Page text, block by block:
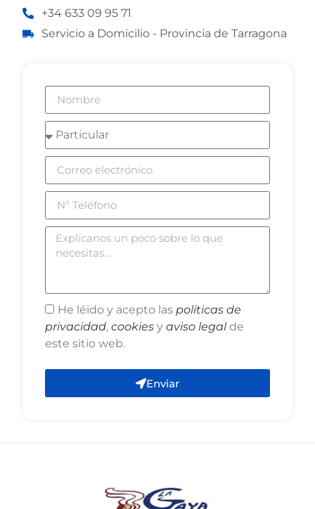
+34 633 09 95 71
Servicio a Domicilio - Provincia de Tarragona
He léido y acepto las políticas de
privacidad, cookies y aviso legalde
este sitio web.
Enviar